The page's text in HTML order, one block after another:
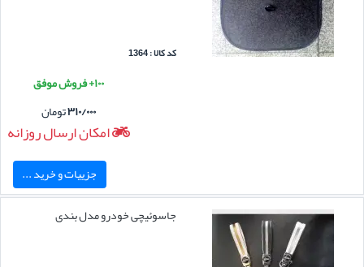
کد کالا : 1364
۱۰۰+ فروش موفق
۳۱۰/۰۰۰تومان
امکان ارسال روزانه
جزییات و خرید ...
جاسوئیچی خودرو مدل بندی